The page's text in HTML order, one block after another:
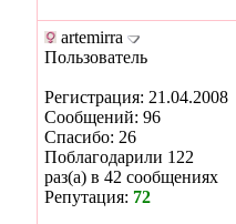
artemirra
Пользователь
Регистрация: 21.04.2008
Сообщений: 96
Спасибо: 26
Поблагодарили 122
раз(а) в 42 сообщениях
Репутация: 72